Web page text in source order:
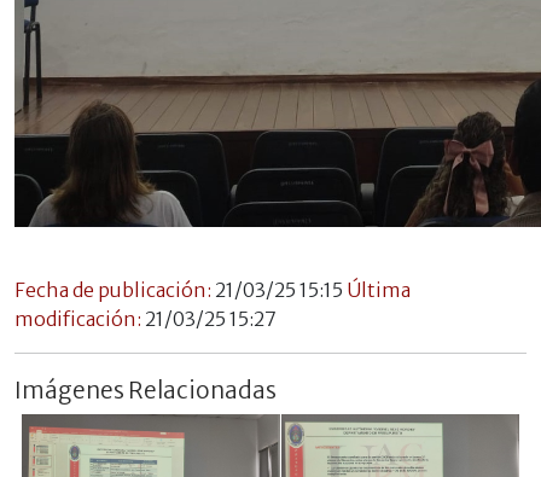
Fecha de publicación: 21/03/25 15:15 Última
modificación: 21/03/25 15:27
Imágenes Relacionadas